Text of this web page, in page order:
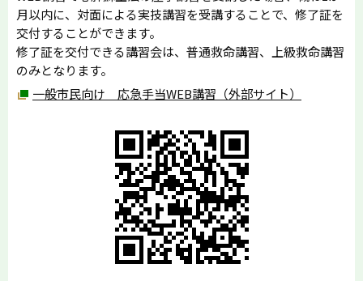
月以内に、対面による実技講習を受講することで、修了証を
交付することができます。
修了証を交付できる講習会は、普通救命講習、上級救命講習
のみとなります。
一般市民向け 応急手当WEB講習（外部サイト）